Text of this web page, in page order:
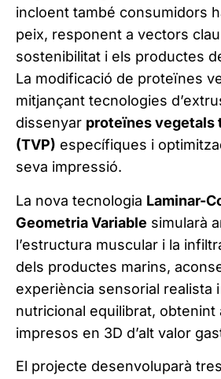
incloent també consumidors
peix, responent a vectors
sostenibilitat i els productes
La modificació de proteïnes
mitjançant tecnologies
dissenyar proteïnes vegetals
(TVP) específiques i
seva impressió.
La nova tecnologia Laminar-
Geometria Variable simularà
l’estructura muscular i la
dels productes marins,
experiència sensorial realista
nutricional equilibrat, obtenint
impresos en 3D d’alt valor
El projecte desenvoluparà